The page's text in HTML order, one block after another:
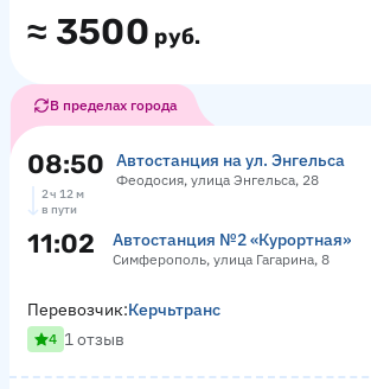
≈ 3500 руб.
В пределах города
08:50 Автостанция на ул. Энгельса
Феодосия, улица Энгельса, 28
2 ч 12 м
в пути
11:02 Автостанция №2 «Курортная»
Симферополь, улица Гагарина, 8
Перевозчик:Керчьтранс
4 1 отзыв